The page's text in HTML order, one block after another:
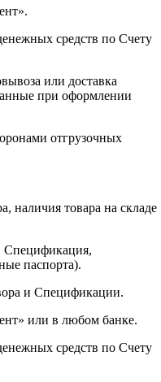
средств по Счету
или доставка
при оформлении
отгрузочных
наличия товара на складе
Спецификация,
паспорта).
и Спецификации.
или в любом банке.
средств по Счету